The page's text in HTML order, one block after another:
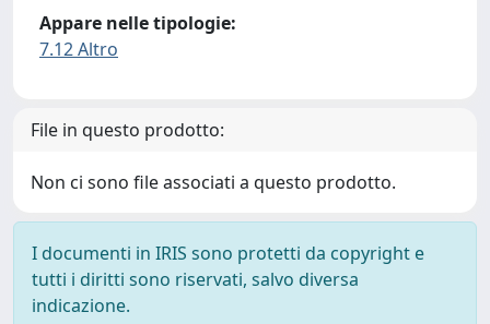
Appare nelle tipologie:
7.12 Altro
File in questo prodotto:
Non ci sono file associati a questo prodotto.
I documenti in IRIS sono protetti da copyright e
tutti i diritti sono riservati, salvo diversa
indicazione.